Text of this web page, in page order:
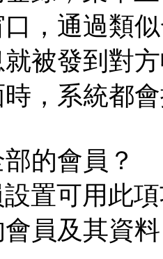
，通過類
被發到對
，系統都
的會員？
置可用此
員及其資